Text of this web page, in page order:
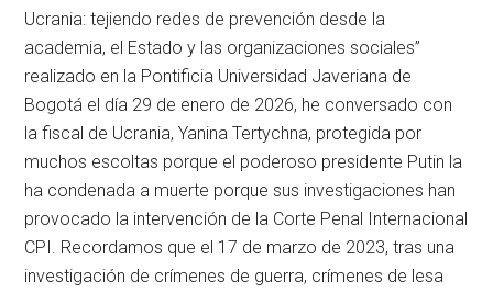
Ucrania: tejiendo redes de prevención desde la
academia, el Estado y las organizaciones sociales”
realizado en la Pontificia Universidad Javeriana de
Bogotá el día 29 de enero de 2026, he conversado con
la fiscal de Ucrania, Yanina Tertychna, protegida por
muchos escoltas porque el poderoso presidente Putin la
ha condenada a muerte porque sus investigaciones han
provocado la intervención de la Corte Penal Internacional
CPI. Recordamos que el 17 de marzo de 2023, tras una
investigación de crímenes de guerra, crímenes de lesa